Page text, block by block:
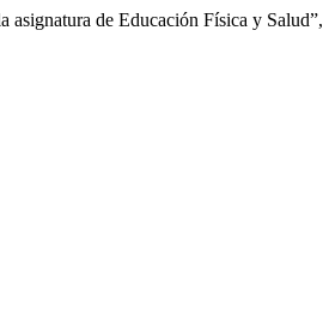
asignatura de Educación Física y Salud”,